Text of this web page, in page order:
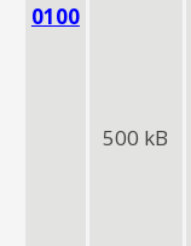
0100
500 kB